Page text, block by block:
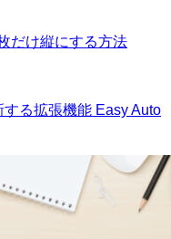
だけ縦にする方法
る拡張機能 Easy Auto